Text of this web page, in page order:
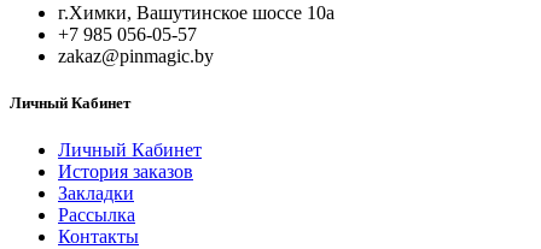
г.Химки, Вашутинское шоссе 10а
+7 985 056-05-57
zakaz@pinmagic.by
Личный Кабинет
Личный Кабинет
История заказов
Закладки
Рассылка
Контакты